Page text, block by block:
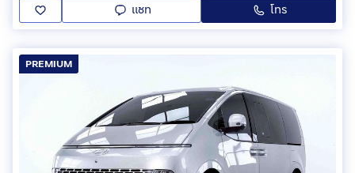
แชท โทร
PREMIUM